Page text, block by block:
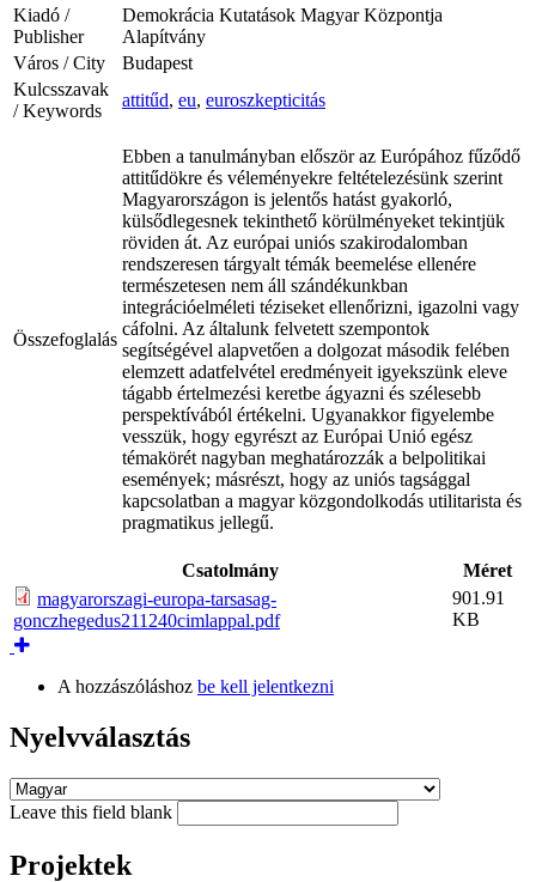
Kiadó /
Publisher
Demokrácia Kutatások Magyar Központja
Alapítvány
Város / City
Budapest
Kulcsszavak
/ Keywords
attitűd, eu, euroszkepticitás
Összefoglalás
Ebben a tanulmányban először az Európához fűződő
attitűdökre és véleményekre feltételezésünk szerint
Magyarországon is jelentős hatást gyakorló,
külsődlegesnek tekinthető körülményeket tekintjük
röviden át. Az európai uniós szakirodalomban
rendszeresen tárgyalt témák beemelése ellenére
természetesen nem áll szándékunkban
integrációelméleti téziseket ellenőrizni, igazolni vagy
cáfolni. Az általunk felvetett szempontok
segítségével alapvetően a dolgozat második felében
elemzett adatfelvétel eredményeit igyekszünk eleve
tágabb értelmezési keretbe ágyazni és szélesebb
perspektívából értékelni. Ugyanakkor figyelembe
vesszük, hogy egyrészt az Európai Unió egész
témakörét nagyban meghatározzák a belpolitikai
események; másrészt, hogy az uniós tagsággal
kapcsolatban a magyar közgondolkodás utilitarista és
pragmatikus jellegű.
Csatolmány
Méret
magyarorszagi-europa-tarsasag-
gonczhegedus211240cimlappal.pdf
901.91
KB
A hozzászóláshoz be kell jelentkezni
Nyelvválasztás
Leave this field blank
Projektek